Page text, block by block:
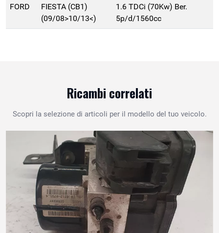
FORD
FIESTA (CB1)
(09/08>10/13<)
1.6 TDCi (70Kw) Ber.
5p/d/1560cc
Ricambi correlati
Scopri la selezione di articoli per il modello del tuo veicolo.